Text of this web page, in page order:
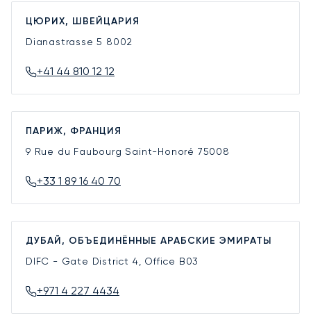
ЦЮРИХ, ШВЕЙЦАРИЯ
Dianastrasse 5 8002
+41 44 810 12 12
ПАРИЖ, ФРАНЦИЯ
9 Rue du Faubourg Saint-Honoré 75008
+33 1 89 16 40 70
ДУБАЙ, ОБЪЕДИНЁННЫЕ АРАБСКИЕ ЭМИРАТЫ
DIFC - Gate District 4, Office B03
+971 4 227 4434